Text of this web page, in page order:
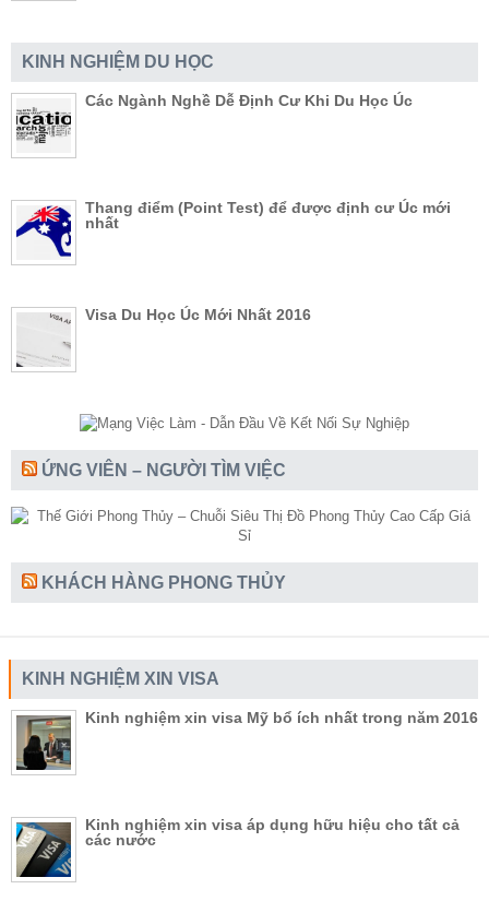
KINH NGHIỆM DU HỌC
Các Ngành Nghề Dễ Định Cư Khi Du Học Úc
Thang điểm (Point Test) để được định cư Úc mới
nhất
Visa Du Học Úc Mới Nhất 2016
ỨNG VIÊN – NGƯỜI TÌM VIỆC
KHÁCH HÀNG PHONG THỦY
KINH NGHIỆM XIN VISA
Kinh nghiệm xin visa Mỹ bổ ích nhất trong năm 2016
Kinh nghiệm xin visa áp dụng hữu hiệu cho tất cả
các nước